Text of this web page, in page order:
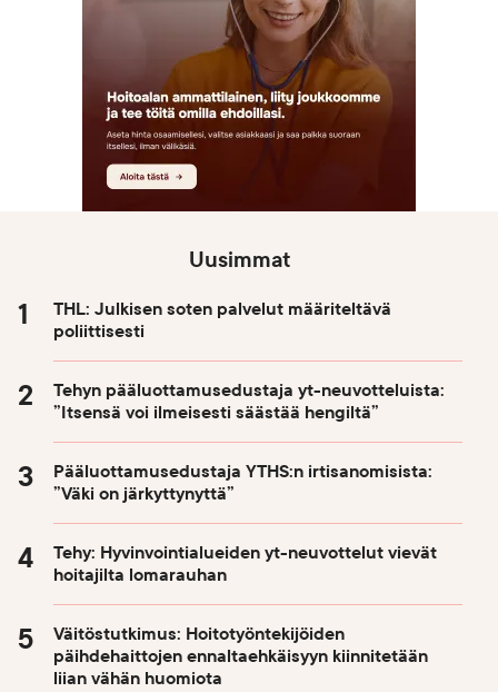
Uusimmat
THL: Julkisen soten palvelut määriteltävä
poliittisesti
Tehyn pääluottamusedustaja yt-neuvotteluista:
”Itsensä voi ilmeisesti säästää hengiltä”
Pääluottamusedustaja YTHS:n irtisanomisista:
”Väki on järkyttynyttä”
Tehy: Hyvinvointialueiden yt-neuvottelut vievät
hoitajilta lomarauhan
Väitöstutkimus: Hoitotyöntekijöiden
päihdehaittojen ennaltaehkäisyyn kiinnitetään
liian vähän huomiota